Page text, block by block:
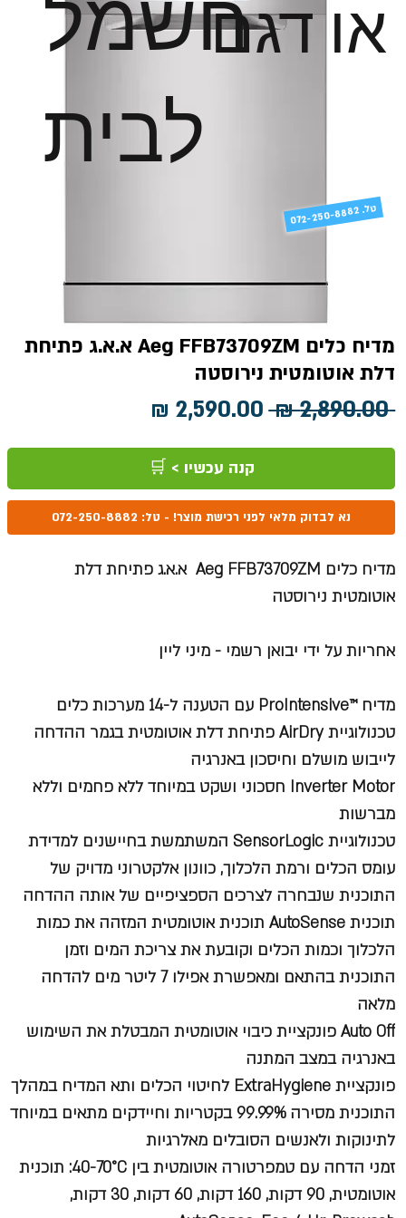
או דגם
לבית
מדיח כלים Aeg FFB73709ZM א.א.ג פתיחת
דלת אוטומטית נירוסטה
‏2,890.00 ‏₪
מחיר
רגיל
מבצע
קנה עכשיו > 🛒
נא לבדוק מלאי לפני רכישת מוצר! - טל: 072-250-8882
מדיח כלים Aeg FFB73709ZM א.א.ג פתיחת דלת
אוטומטית נירוסטה
אחריות על ידי יבואן רשמי - מיני ליין
מדיח ™ProIntensive עם הטענה ל-14 מערכות כלים
טכנולוגיית AirDry פתיחת דלת אוטומטית בגמר ההדחה
לייבוש מושלם וחיסכון באנרגיה
Inverter Motor חסכוני ושקט במיוחד ללא פחמים וללא
מברשות
טכנולוגיית SensorLogic המשתמשת בחיישנים למדידת
עומס הכלים ורמת הלכלוך, כוונון אלקטרוני מדויק של
התוכנית שנבחרה לצרכים הספציפיים של אותה ההדחה
תוכנית AutoSense תוכנית אוטומטית המזהה את כמות
הלכלוך וכמות הכלים וקובעת את צריכת המים וזמן
התוכנית בהתאם ומאפשרת אפילו 7 ליטר מים להדחה
מלאה
Auto Off פונקציית כיבוי אוטומטית המבטלת את השימוש
באנרגיה במצב המתנה
פונקציית ExtraHygiene לחיטוי הכלים ותא המדיח במהלך
התוכנית מסירה 99.99% בקטריות וחיידקים מתאים במיוחד
לתינוקות ולאנשים הסובלים מאלרגיות
זמני הדחה עם טמפרטורה אוטומטית בין 40-70°C: תוכנית
אוטומטית, 90 דקות, 160 דקות, 60 דקות, 30 דקות,
072-250-8882 .טל